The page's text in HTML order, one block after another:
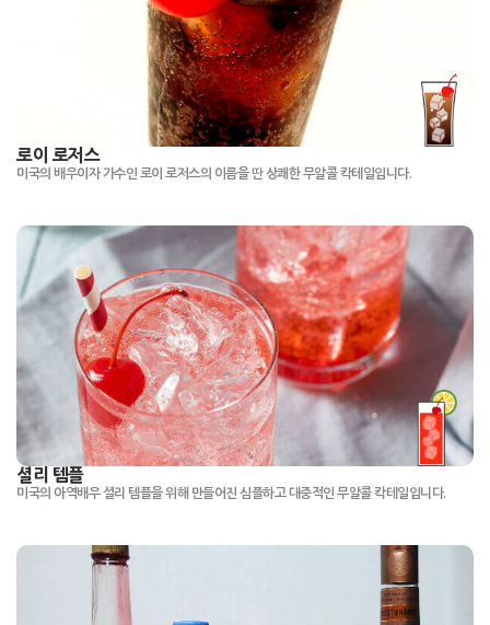
로이 로저스
미국의 배우이자 가수인 로이 로저스의 이름을 딴 상쾌한 무알콜 칵테일입니다.
셜리 템플
미국의 아역배우 셜리 템플을 위해 만들어진 심플하고 대중적인 무알콜 칵테일입니다.